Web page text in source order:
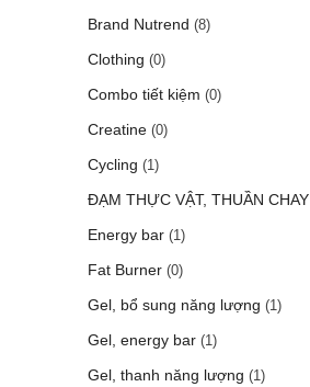
Brand Nutrend (8)
Clothing (0)
Combo tiết kiệm (0)
Creatine (0)
Cycling (1)
ĐẠM THỰC VẬT, THUẦN CHAY
Energy bar (1)
Fat Burner (0)
Gel, bổ sung năng lượng (1)
Gel, energy bar (1)
Gel, thanh năng lượng (1)